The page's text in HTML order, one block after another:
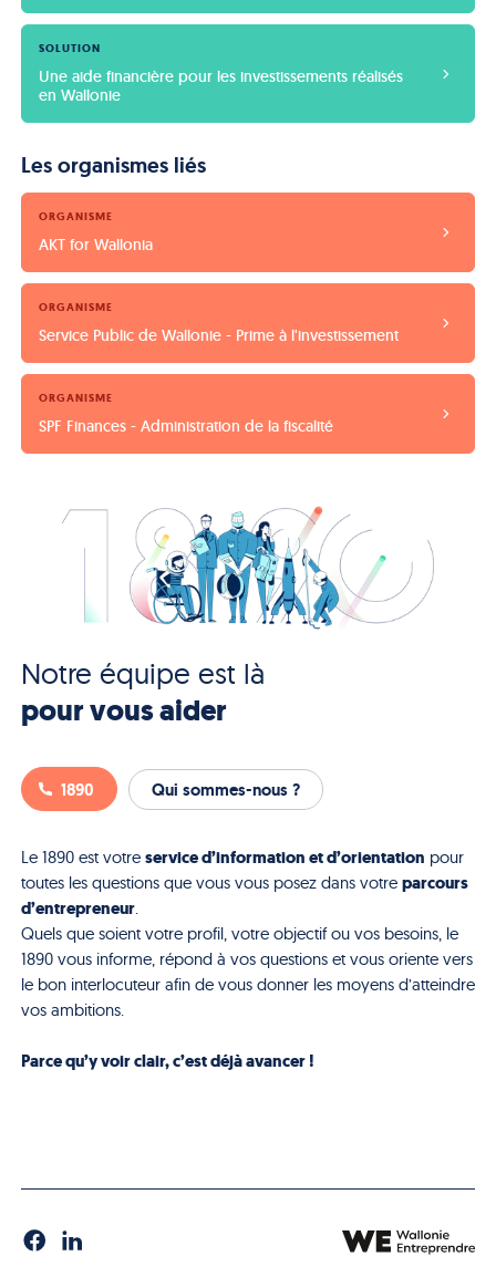
SOLUTION
Une aide financière pour les investissements réalisés
en Wallonie
Les organismes liés
ORGANISME
AKT for Wallonia
ORGANISME
Service Public de Wallonie - Prime à l'investissement
ORGANISME
SPF Finances - Administration de la fiscalité
Notre équipe est là
pour vous aider
1890 Qui sommes-nous ?
Le 1890 est votre service d’information et d’orientation pour
toutes les questions que vous vous posez dans votre parcours
d’entrepreneur.
Quels que soient votre profil, votre objectif ou vos besoins, le
1890 vous informe, répond à vos questions et vous oriente vers
le bon interlocuteur afin de vous donner les moyens d’atteindre
vos ambitions.
Parce qu’y voir clair, c’est déjà avancer !